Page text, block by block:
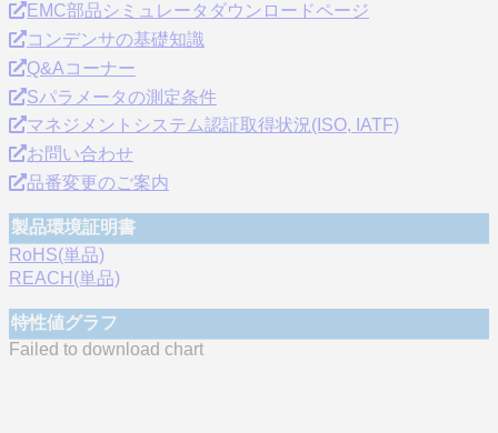
EMC部品シミュレータダウンロードページ
コンデンサの基礎知識
Q&Aコーナー
Sパラメータの測定条件
マネジメントシステム認証取得状況(ISO, IATF)
お問い合わせ
品番変更のご案内
製品環境証明書
RoHS(単品)
REACH(単品)
特性値グラフ
Failed to download chart